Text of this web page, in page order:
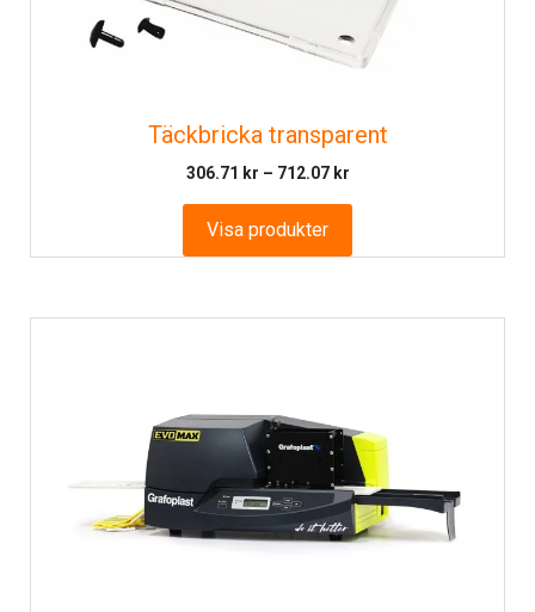
Täckbricka transparent
306.71 kr – 712.07 krPrisintervall:
Visa produkter